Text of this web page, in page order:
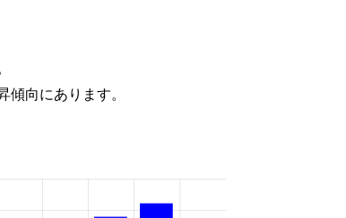
向にあります。